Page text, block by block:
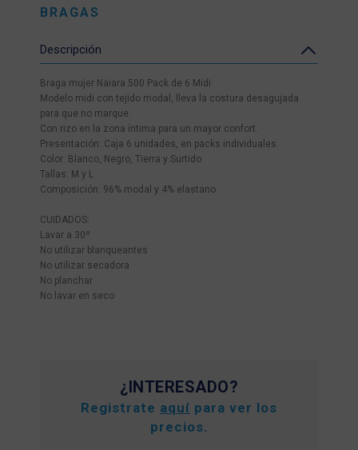
BRAGAS
Descripción
Braga mujer Naiara 500 Pack de 6 Midi
Modelo midi con tejido modal, lleva la costura desagujada
para que no marque.
Con rizo en la zona íntima para un mayor confort.
Presentación: Caja 6 unidades, en packs individuales.
Color: Blanco, Negro, Tierra y Surtido
Tallas: M y L
Composición: 96% modal y 4% elastano
CUIDADOS:
Lavar a 30º
No utilizar blanqueantes
No utilizar secadora
No planchar
No lavar en seco
¿INTERESADO?
Registrate aquí para ver los
precios.